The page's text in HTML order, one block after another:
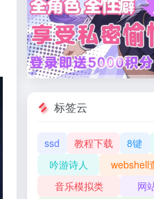
标签云
ssd 教程下载 8键
吟游诗人
webshell
音乐模拟类
网